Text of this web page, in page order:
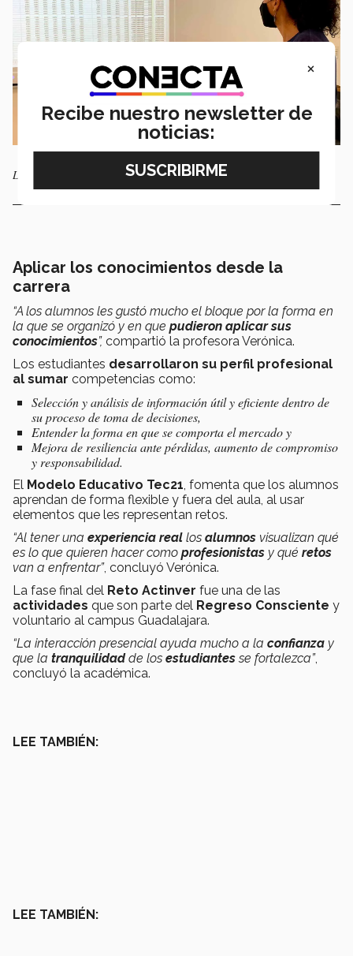
La profesora Verónica Salcedo mientras usa el simulador de Actinver.
Aplicar los conocimientos desde la
carrera
“A los alumnos les gustó mucho el bloque por la forma en
la que se organizó y en que pudieron aplicar sus
conocimientos”, compartió la profesora Verónica.
Los estudiantes desarrollaron su perfil profesional
al sumar competencias como:
Selección y análisis de información útil y eficiente dentro de
su proceso de toma de decisiones,
Entender la forma en que se comporta el mercado y
Mejora de resiliencia ante pérdidas, aumento de compromiso
y responsabilidad.
El Modelo Educativo Tec21, fomenta que los alumnos
aprendan de forma flexible y fuera del aula, al usar
elementos que les representan retos.
“Al tener una experiencia real los alumnos visualizan qué
es lo que quieren hacer como profesionistas y qué retos
van a enfrentar”, concluyó Verónica.
La fase final del Reto Actinver fue una de las
actividades que son parte del Regreso Consciente y
voluntario al campus Guadalajara.
“La interacción presencial ayuda mucho a la confianza y
que la tranquilidadde los estudiantesse fortalezca”,
concluyó la académica.
LEE TAMBIÉN:
LEE TAMBIÉN:
×
Recibe nuestro newsletter de
noticias: